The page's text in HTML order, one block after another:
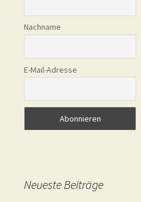
Nachname
E-Mail-Adresse
Neueste Beiträge